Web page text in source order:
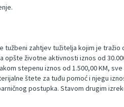
tužbeni zahtjev tužitelja kojim je tražio
opšte životne aktivnosti iznos od
stepenu iznos od 1.500,00 KM,
štete za tuđu pomoć i njegu
postupka. Stavom drugim